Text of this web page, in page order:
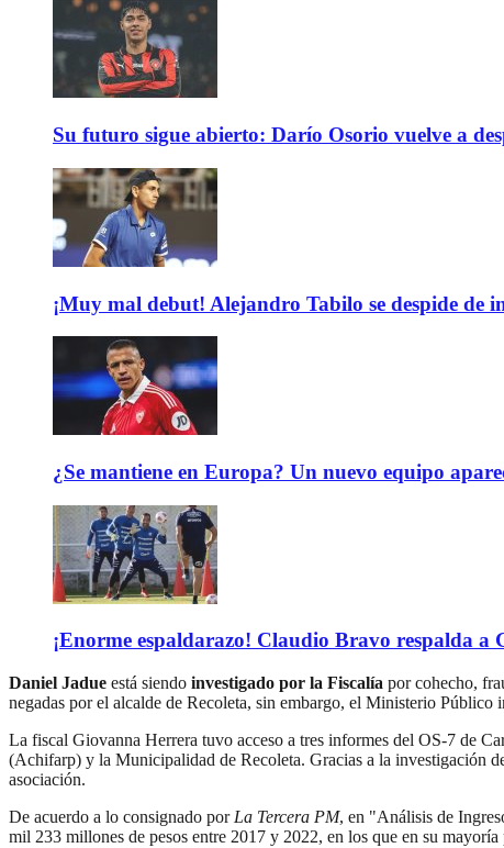
Su futuro sigue abierto: Darío Osorio vuelve a
¡Muy mal debut! Alejandro Tabilo se despide de
¿Se mantiene en Europa? Un nuevo equipo
¡Enorme espaldarazo! Claudio Bravo respalda
Daniel Jadue está siendo investigado por la Fiscalía por cohecho,
negadas por el alcalde de Recoleta, sin embargo, el Ministerio
La fiscal Giovanna Herrera tuvo acceso a tres informes del OS-7 de
(Achifarp) y la Municipalidad de Recoleta. Gracias a la investigación
asociación.
De acuerdo a lo consignado por La Tercera PM, en "Análisis de
mil 233 millones de pesos entre 2017 y 2022, en los que en su